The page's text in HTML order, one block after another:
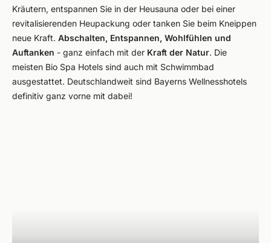
Kräutern, entspannen Sie in der Heusauna oder bei einer
revitalisierenden Heupackung oder tanken Sie beim Kneippen
neue Kraft. Abschalten, Entspannen, Wohlfühlen und
Auftanken - ganz einfach mit der Kraft der Natur. Die
meisten Bio Spa Hotels sind auch mit Schwimmbad
ausgestattet. Deutschlandweit sind Bayerns Wellnesshotels
definitiv ganz vorne mit dabei!